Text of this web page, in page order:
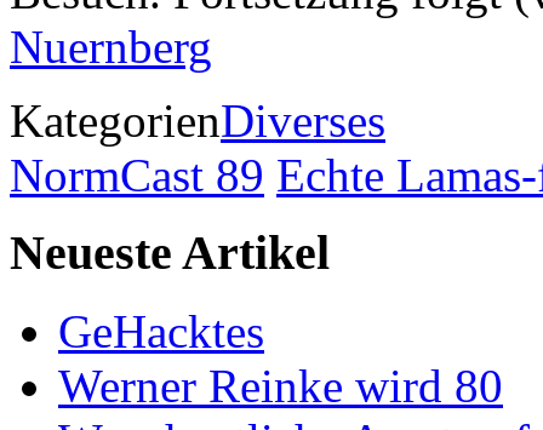
Nuernberg
KategorienDiverses
NormCast 89 Echte
Neueste Artikel
GeHacktes
Werner Reinke wird 80